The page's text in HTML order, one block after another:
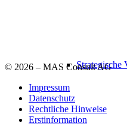
Strategische
© 2026 – MAS Consult AG
Impressum
Datenschutz
Rechtliche Hinweise
Erstinformation